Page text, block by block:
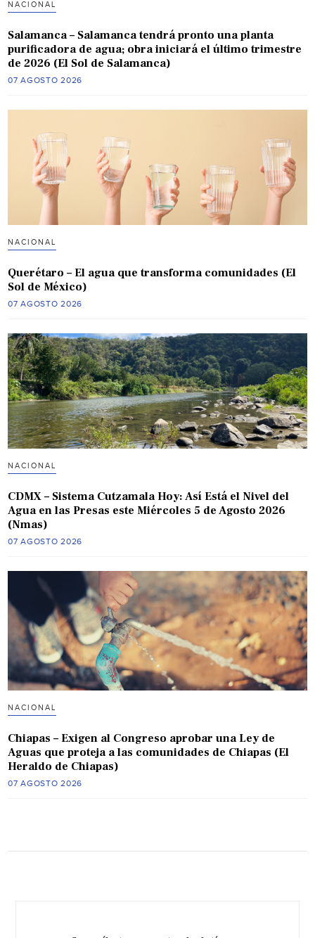
NACIONAL
Salamanca – Salamanca tendrá pronto una planta
purificadora de agua; obra iniciará el último trimestre
de 2026 (El Sol de Salamanca)
07 AGOSTO 2026
NACIONAL
Querétaro – El agua que transforma comunidades (El
Sol de México)
07 AGOSTO 2026
NACIONAL
CDMX – Sistema Cutzamala Hoy: Así Está el Nivel del
Agua en las Presas este Miércoles 5 de Agosto 2026
(Nmas)
07 AGOSTO 2026
NACIONAL
Chiapas – Exigen al Congreso aprobar una Ley de
Aguas que proteja a las comunidades de Chiapas (El
Heraldo de Chiapas)
07 AGOSTO 2026